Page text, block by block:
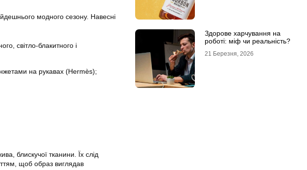
модного сезону. Навесні
світло-блакитного і
на рукавах (Hermès);
блискучої тканини. Їх слід
щоб образ виглядав
Здорове харчування на
роботі: міф чи реальність?
21 Березня, 2026